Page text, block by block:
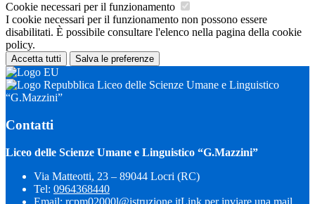
Cookie necessari per il funzionamento
I cookie necessari per il funzionamento non possono essere
disabilitati. È possibile consultare l'elenco nella pagina della cookie
policy.
Accetta tutti Salva le preferenze
Liceo delle Scienze Umane e Linguistico
“G.Mazzini”
Contatti
Liceo delle Scienze Umane e Linguistico “G.Mazzini”
Via Matteotti, 23 – 89044 Locri (RC)
Tel: 0964368440
Email: rcpm02000l@istruzione.itLink per inviare una mail